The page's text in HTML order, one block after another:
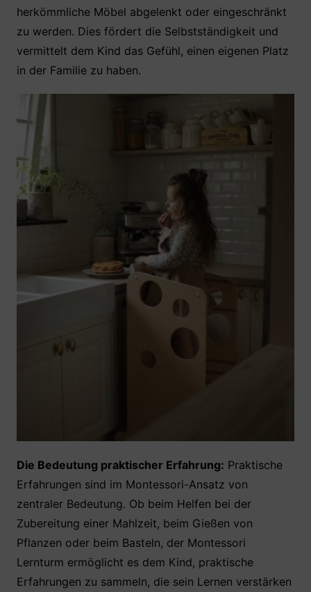
herkömmliche Möbel abgelenkt oder eingeschränkt
zu werden. Dies fördert die Selbstständigkeit und
vermittelt dem Kind das Gefühl, einen eigenen Platz
in der Familie zu haben.
Die Bedeutung praktischer Erfahrung: Praktische
Erfahrungen sind im Montessori-Ansatz von
zentraler Bedeutung. Ob beim Helfen bei der
Zubereitung einer Mahlzeit, beim Gießen von
Pflanzen oder beim Basteln, der Montessori
Lernturm ermöglicht es dem Kind, praktische
Erfahrungen zu sammeln, die sein Lernen verstärken